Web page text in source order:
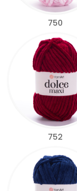
750
752